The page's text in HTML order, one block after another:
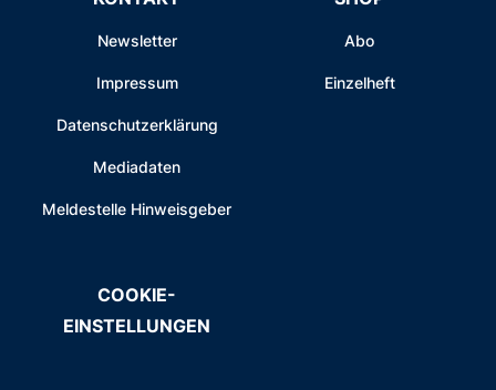
Newsletter
Impressum
Datenschutzerklärung
Mediadaten
Meldestelle Hinweisgeber
Abo
Einzelheft
COOKIE-
EINSTELLUNGEN